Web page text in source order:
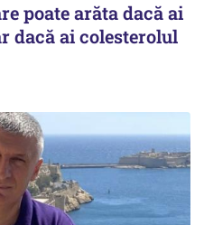
poate arăta dacă ai
dacă ai colesterolul